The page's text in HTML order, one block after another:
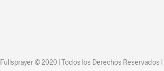
Fullsprayer © 2020 | Todos los Derechos Reservados |